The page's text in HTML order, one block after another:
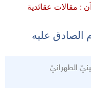
: مقالات عقائدية
الصادق عليه
الطهرانيّ‏